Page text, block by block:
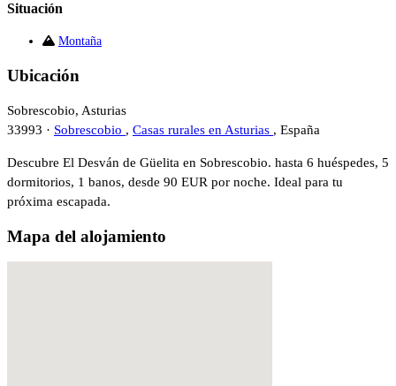
Situación
Montaña
Ubicación
Sobrescobio, Asturias
33993 · Sobrescobio , Casas rurales en Asturias , España
Descubre El Desván de Güelita en Sobrescobio. hasta 6 huéspedes, 5
dormitorios, 1 banos, desde 90 EUR por noche. Ideal para tu
próxima escapada.
Mapa del alojamiento